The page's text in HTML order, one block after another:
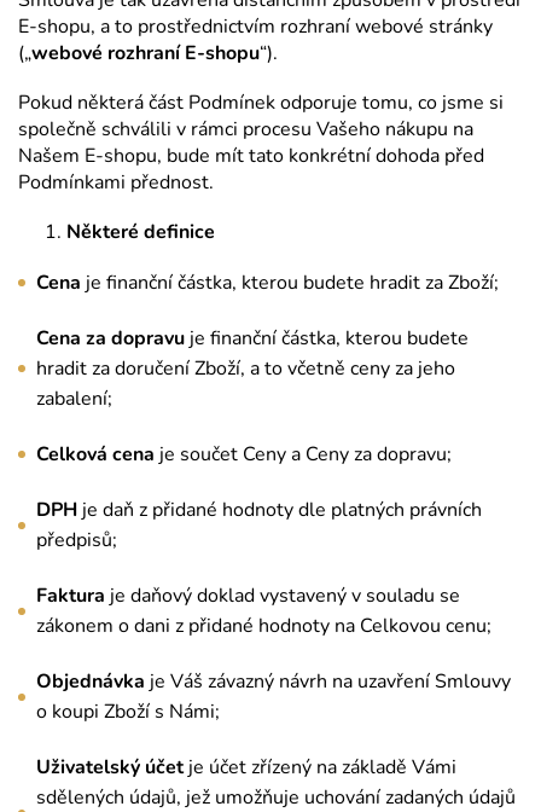
E-shopu, a to prostřednictvím rozhraní webové stránky
(„webové rozhraní E-shopu“).
Pokud některá část Podmínek odporuje tomu, co jsme si
společně schválili v rámci procesu Vašeho nákupu na
Našem E-shopu, bude mít tato konkrétní dohoda před
Podmínkami přednost.
Některé definice
Cena je finanční částka, kterou budete hradit za Zboží;
Cena za dopravu je finanční částka, kterou budete
hradit za doručení Zboží, a to včetně ceny za jeho
zabalení;
Celková cena je součet Ceny a Ceny za dopravu;
DPH je daň z přidané hodnoty dle platných právních
předpisů;
Faktura je daňový doklad vystavený v souladu se
zákonem o dani z přidané hodnoty na Celkovou cenu;
Objednávka je Váš závazný návrh na uzavření Smlouvy
o koupi Zboží s Námi;
Uživatelský účetje účet zřízený na základě Vámi
sdělených údajů, jež umožňuje uchování zadaných údajů